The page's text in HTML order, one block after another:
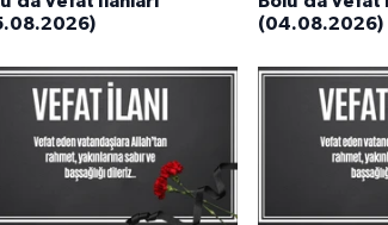
(04.08.2026)